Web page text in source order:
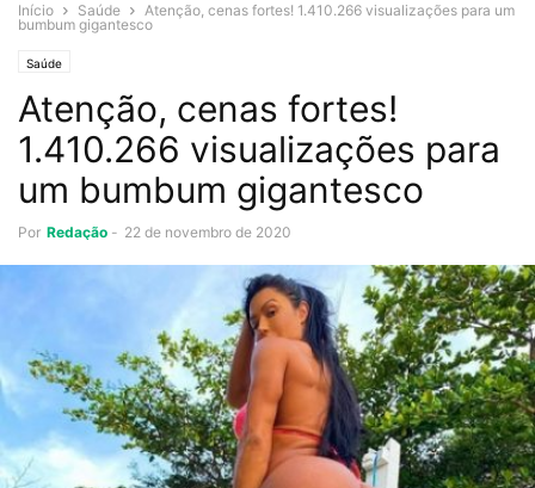
Início Saúde
Atenção, cenas fortes! 1.410.266 visualizações para um
bumbum gigantesco
Saúde
Atenção, cenas fortes!
1.410.266 visualizações para
um bumbum gigantesco
Por Redação - 22 de novembro de 2020